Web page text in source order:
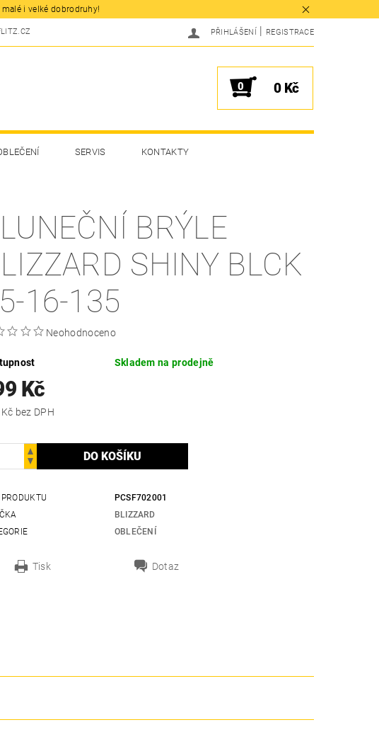
i velké dobrodruhy!
PŘIHLÁŠENÍ REGISTRACE
0 0 Kč
SERVIS KONTAKTY
BRÝLE
SHINY BLCK
16-135
Neohodnoceno
Skladem na prodejně
Kč
578 Kč bez DPH
PCSF702001
BLIZZARD
OBLEČENÍ
Tisk Dotaz